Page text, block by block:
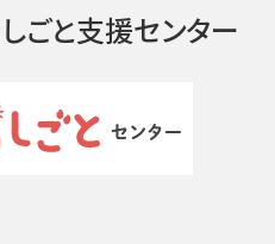
しごと支援センター